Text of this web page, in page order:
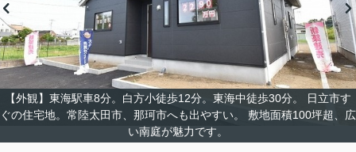
【外観】東海駅車8分。白方小徒歩12分。東海中徒歩30分。 日立市す
ぐの住宅地。常陸太田市、那珂市へも出やすい。 敷地面積100坪超、広
い南庭が魅力です。